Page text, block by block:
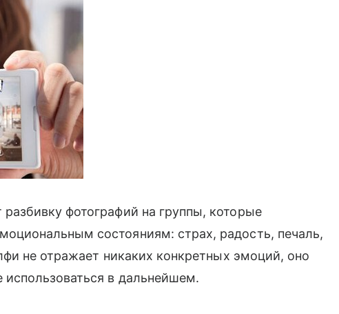
фотографий на группы, которые
состояниям: страх, радость, печаль,
не отражает никаких конкретных эмоций, оно
в дальнейшем.